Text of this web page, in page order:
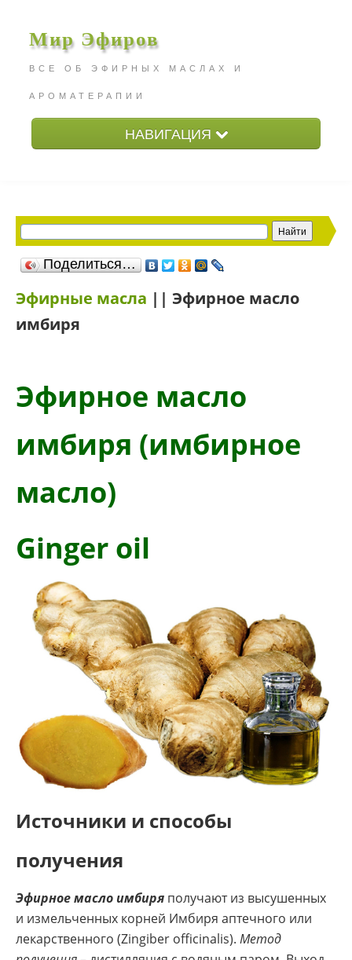
Мир Эфиров
ВСЕ ОБ ЭФИРНЫХ МАСЛАХ И
АРОМАТЕРАПИИ
НАВИГАЦИЯ
Жирные масла
Статьи
Поделиться…
Эфирные масла || Эфирное масло
имбиря
Эфирное масло
имбиря (имбирное
масло)
Ginger oil
Источники и способы
получения
Эфирное масло имбиря получают из высушенных
и измельченных корней Имбиря аптечного или
лекарственного (Zingiber officinalis). Метод